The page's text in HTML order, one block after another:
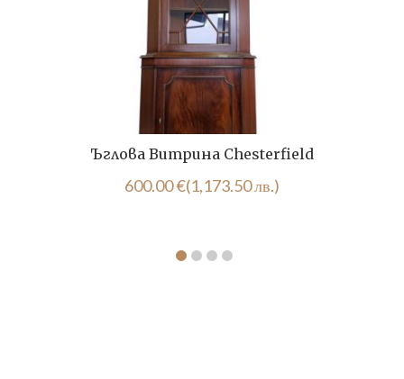
Ъглова Витрина Chesterfield
600.00€(1,173.50 лв.)